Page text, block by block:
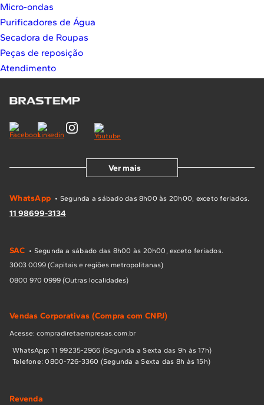
Micro-ondas
Purificadores de Água
Secadora de Roupas
Peças de reposição
Atendimento
Ver mais
WhatsApp • Segunda a sábado das 8h00 às 20h00, exceto feriados.
11 98699-3134
SAC • Segunda a sábado das 8h00 às 20h00, exceto feriados.
3003 0099 (Capitais e regiões metropolitanas)
0800 970 0999 (Outras localidades)
Vendas Corporativas (Compra com CNPJ)
Acesse: compradiretaempresas.com.br
WhatsApp: 11 99235-2966 (Segunda a Sexta das 9h às 17h)
Telefone: 0800-726-3360 (Segunda a Sexta das 8h às 15h)
Revenda